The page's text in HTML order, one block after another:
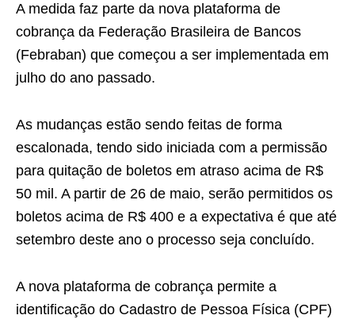
A medida faz parte da nova plataforma de
cobrança da Federação Brasileira de Bancos
(Febraban) que começou a ser implementada em
julho do ano passado.
As mudanças estão sendo feitas de forma
escalonada, tendo sido iniciada com a permissão
para quitação de boletos em atraso acima de R$
50 mil. A partir de 26 de maio, serão permitidos os
boletos acima de R$ 400 e a expectativa é que até
setembro deste ano o processo seja concluído.
A nova plataforma de cobrança permite a
identificação do Cadastro de Pessoa Física (CPF)